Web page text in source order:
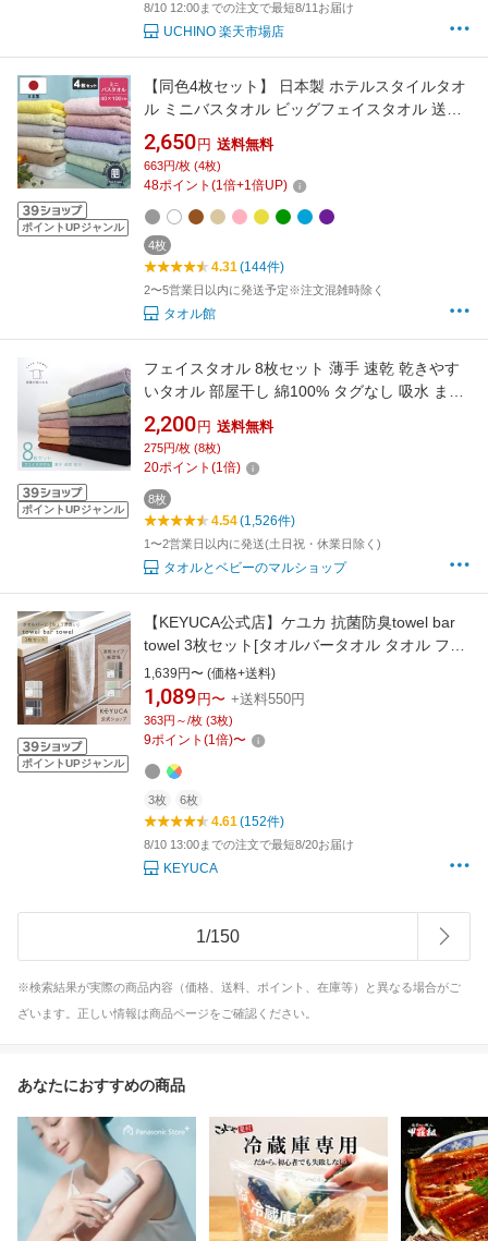
8/10 12:00までの注文で最短8/11お届け
UCHINO 楽天市場店
ポイントUPジャンル
【同色4枚セット】 日本製 ホテルスタイルタオ
ル ミニバスタオル ビッグフェイスタオル 送料
無料 約40×100cm 4枚組 福袋 スポーツタオル
ラージフェイスタオル バスタオル小さめ 泉州
タオル
2,650 円 送料無料
663円/枚 (4枚)
48ポイント (1倍+1倍UP)
4枚
4.31(144件)
2〜5営業日以内に発送予定※注文混雑時除く
タオル館
ポイントUPジャンル
フェイスタオル 8枚セット 薄手 速乾 乾きやす
いタオル 部屋干し 綿100% タグなし 吸水 まと
め買い おしゃれ 無地 全12色 4色選べる 乾燥機
対応 スポーツ 洗い替え フェースタオル LAFU
タオル
2,200 円 送料無料
275円/枚 (8枚)
20ポイント (1倍)
8枚
4.54(1,526件)
1〜2営業日以内に発送(土日祝・休業日除く)
タオルとベビーのマルショップ
ポイントUPジャンル
【KEYUCA公式店】ケユカ 抗菌防臭towel bar
towel 3枚セット[タオルバータオル タオル フェ
イスタオル 抗菌 防臭 無地 シンプル フェースタ
オル 抗菌タオル お風呂場 収納 洗面所 顔 フェ
イス 部屋干し 小さめ 手拭きタオル スリム]【グ
ッドプライス】
1,639円〜 (価格+送料)
1,089 円〜 +送料550円
363円～/枚 (3枚)
9ポイント (1倍)〜
3枚 6枚
4.61(152件)
8/10 13:00までの注文で最短8/20お届け
KEYUCA
1/150
※検索結果が実際の商品内容（価格、送料、ポイント、在庫等）と異なる場合がご
ざいます。正しい情報は商品ページをご確認ください。
あなたにおすすめの商品